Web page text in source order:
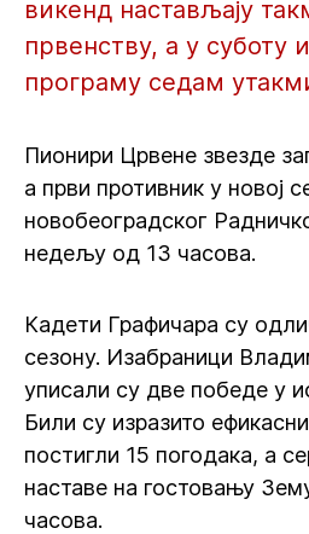
викенд настављају
првенству, а у суботу
програму седам
Пионири Црвене звезде
а први противник у новој
новобеоградског
недељу од 13 часова.
Кадети Графичара су
сезону. Изабраници
уписали су две победе у
Били су изразито
постигли 15 погодака, а
наставе на гостовању
часова.